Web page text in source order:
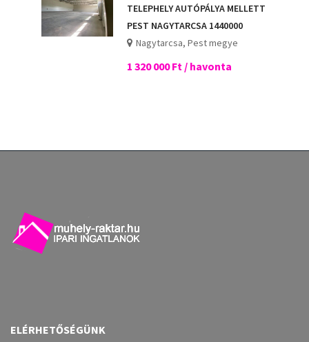
TELEPHELY AUTÓPÁLYA MELLETT
PEST NAGYTARCSA 1440000
Nagytarcsa, Pest megye
1 320 000 Ft / havonta
ELÉRHETŐSÉGÜNK